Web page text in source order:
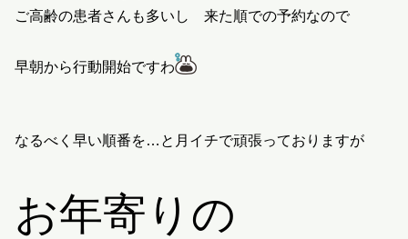
ご高齢の患者さんも多いし 来た順での予約なので
早朝から行動開始ですわ
なるべく早い順番を…と月イチで頑張っておりますが
お年寄りの